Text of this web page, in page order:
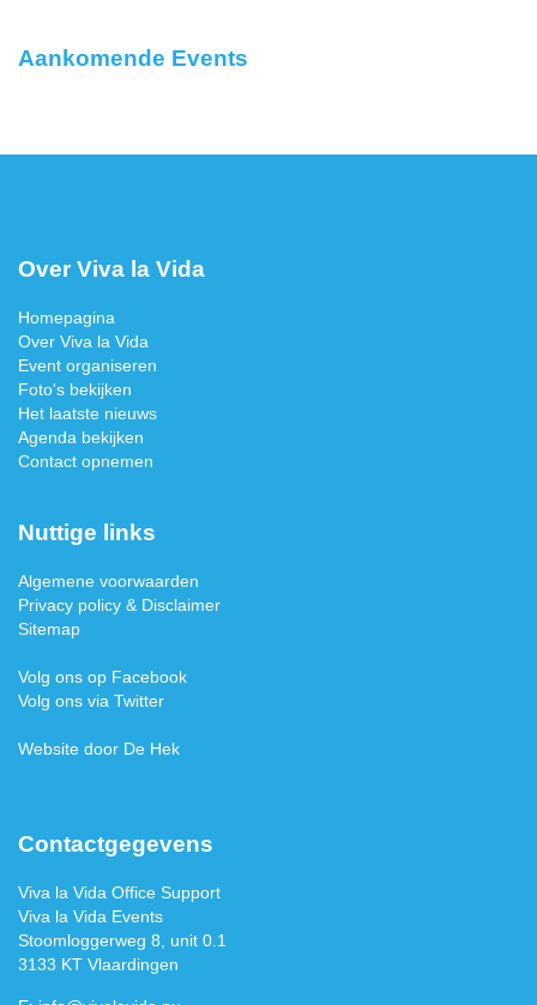
Aankomende Events
Over Viva la Vida
Homepagina
Over Viva la Vida
Event organiseren
Foto's bekijken
Het laatste nieuws
Agenda bekijken
Contact opnemen
Nuttige links
Algemene voorwaarden
Privacy policy & Disclaimer
Sitemap
Volg ons op Facebook
Volg ons via Twitter
Website door De Hek
Contactgegevens
Viva la Vida Office Support
Viva la Vida Events
Stoomloggerweg 8, unit 0.1
3133 KT Vlaardingen